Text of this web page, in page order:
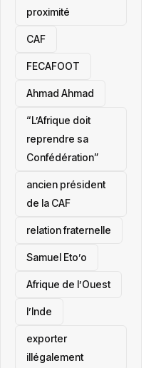
proximité
CAF
FECAFOOT
‎Ahmad Ahmad
“L’Afrique doit
reprendre sa
Confédération”
ancien président
de la CAF
relation fraternelle
Samuel Eto’o
Afrique de l’Ouest
l’Inde
exporter
illégalement